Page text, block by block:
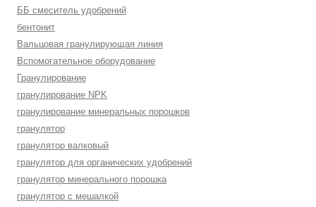
ББ смеситель удобрений
бентонит
Вальцовая гранулирующая линия
Вспомогательное оборудование
Гранулирование
гранулирование NPK
гранулирование минеральных порошков
гранулятор
гранулятор валковый
гранулятор для органических удобрений
гранулятор минерального порошка
гранулятор с мешалкой